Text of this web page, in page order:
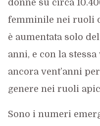
donne su circa
femminile nei ruoli
è aumentata solo
anni, e con la
ancora vent’anni
genere nei ruoli
Sono i numeri